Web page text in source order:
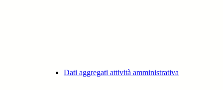
Dati aggregati attività amministrativa